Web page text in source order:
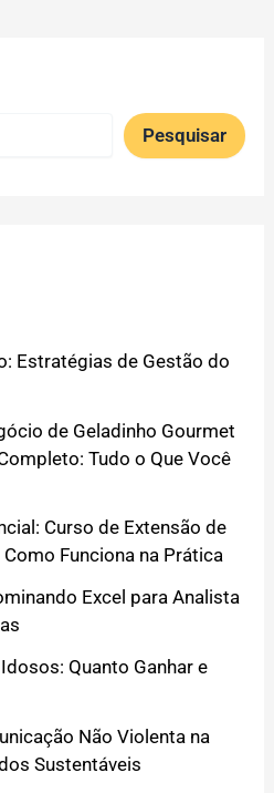
Pesquisar
Estratégias de Gestão do
de Geladinho Gourmet
Tudo o Que Você
Curso de Extensão de
Funciona na Prática
Excel para Analista
Quanto Ganhar e
Não Violenta na
Sustentáveis